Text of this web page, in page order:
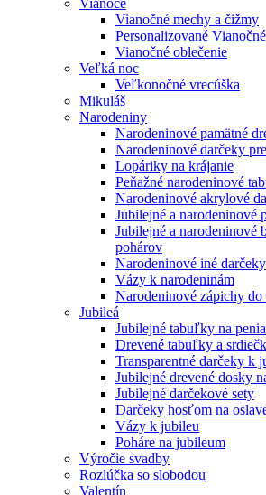
Vianoce
Vianočné mechy a čižmy
Personalizované
Vianočné oblečenie
Veľká noc
Veľkonočné vrecúška
Mikuláš
Narodeniny
Narodeninové pamätné
Narodeninové darčeky
Lopáriky na krájanie
Peňažné narodeninové
Narodeninové akrylové
Jubilejné a narodeninové
Jubilejné a narodeninové
pohárov
Narodeninové iné darčeky
Vázy k narodeninám
Narodeninové zápichy do
Jubileá
Jubilejné tabuľky na
Drevené tabuľky a
Transparentné darčeky k
Jubilejné drevené dosky
Jubilejné darčekové sety
Darčeky hosťom na
Vázy k jubileu
Poháre na jubileum
Výročie svadby
Rozlúčka so slobodou
Valentín